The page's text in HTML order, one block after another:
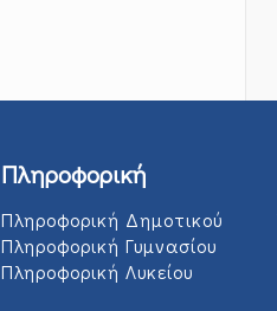
Πληροφορική
Πληροφορική Δημοτικού
Πληροφορική Γυμνασίου
Πληροφορική Λυκείου